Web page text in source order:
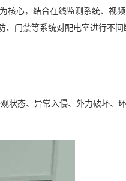
核心，结合在线监测系统、视
门禁等系统对配电室进行不
状态、异常入侵、外力破坏、